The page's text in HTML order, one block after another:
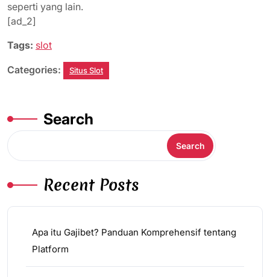
seperti yang lain.
[ad_2]
Tags: slot
Categories: Situs Slot
Search
Search
Recent Posts
Apa itu Gajibet? Panduan Komprehensif tentang
Platform